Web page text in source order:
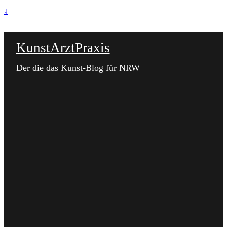
↓
KunstArztPraxis
Der die das Kunst-Blog für NRW